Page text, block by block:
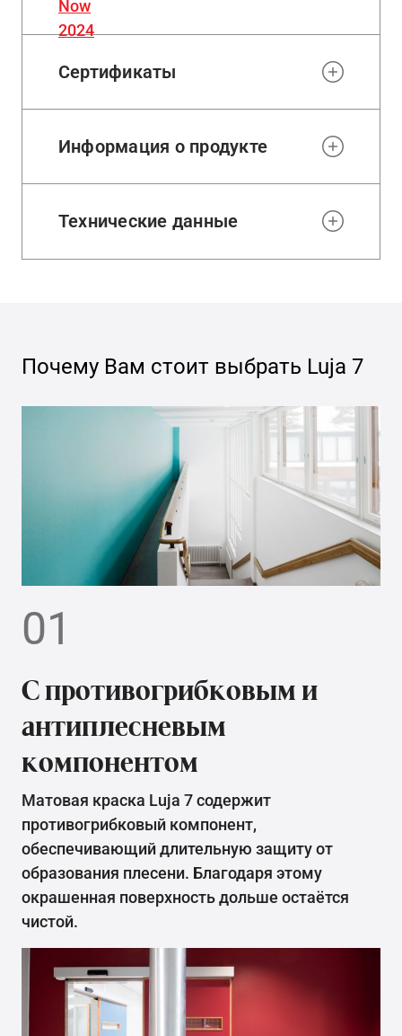
Сертификаты
Информация о продукте
Технические данные
Почему Вам стоит выбрать Luja 7
01
С противогрибковым и
антиплесневым
компонентом
Матовая краска Luja 7 содержит
противогрибковый компонент,
обеспечивающий длительную защиту от
образования плесени. Благодаря этому
окрашенная поверхность дольше остаётся
чистой.